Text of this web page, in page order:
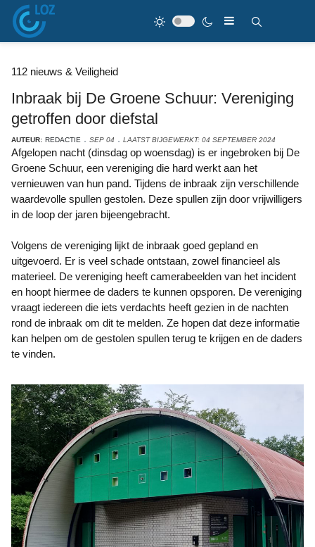
112 nieuws & Veiligheid
Inbraak bij De Groene Schuur: Vereniging
getroffen door diefstal
AUTEUR: REDACTIE SEP 04 LAATST BIJGEWERKT: 04 SEPTEMBER 2024
Afgelopen nacht (dinsdag op woensdag) is er ingebroken bij De
Groene Schuur, een vereniging die hard werkt aan het
vernieuwen van hun pand. Tijdens de inbraak zijn verschillende
waardevolle spullen gestolen. Deze spullen zijn door vrijwilligers
in de loop der jaren bijeengebracht.
Volgens de vereniging lijkt de inbraak goed gepland en
uitgevoerd. Er is veel schade ontstaan, zowel financieel als
materieel. De vereniging heeft camerabeelden van het incident
en hoopt hiermee de daders te kunnen opsporen. De vereniging
vraagt iedereen die iets verdachts heeft gezien in de nachten
rond de inbraak om dit te melden. Ze hopen dat deze informatie
kan helpen om de gestolen spullen terug te krijgen en de daders
te vinden.